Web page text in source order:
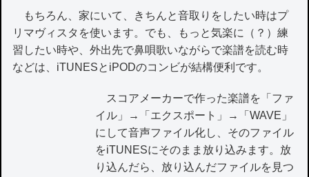
もちろん、家にいて、きちんと音取りをしたい時はプ
リマヴィスタを使います。でも、もっと気楽に（？）練
習したい時や、外出先で鼻唄歌いながらで楽譜を読む時
などは、iTUNESとiPODのコンビが結構便利です。
スコアメーカーで作った楽譜を「ファ
イル」→「エクスポート」→「WAVE」
にして音声ファイル化し、そのファイル
をiTUNESにそのまま放り込みます。放
り込んだら、放り込んだファイルを見つ